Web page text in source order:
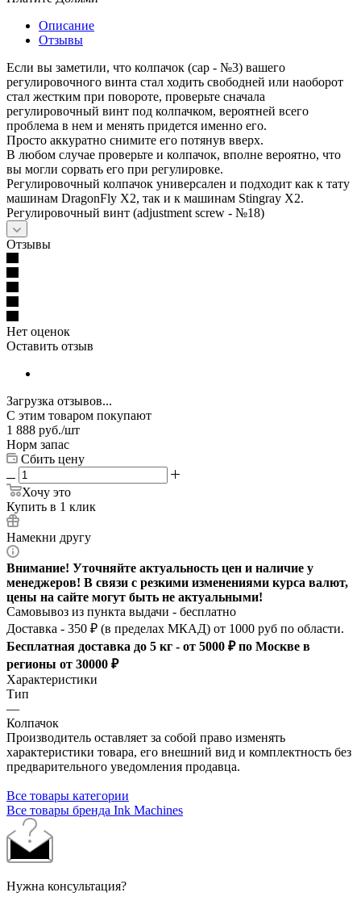
Описание
Отзывы
Если вы заметили, что колпачок (сap - №3) вашего
регулировочного винта стал ходить свободней или наоборот
стал жестким при повороте, проверьте сначала
регулировочный винт под колпачком, вероятней всего
проблема в нем и менять придется именно его.
Просто аккуратно снимите его потянув вверх.
В любом случае проверьте и колпачок, вполне вероятно, что
вы могли сорвать его при регулировке.
Регулировочный колпачок универсален и подходит как к тату
машинам DragonFly X2, так и к машинам Stingray X2.
Регулировочный винт (adjustment screw - №18)
Отзывы
Нет оценок
Оставить отзыв
Загрузка отзывов...
С этим товаром покупают
1 888 руб./шт
Норм запас
Сбить цену
Хочу это
Купить в 1 клик
Намекни другу
Внимание! Уточняйте актуальность цен и наличие у
менеджеров! В связи с резкими изменениями курса валют,
цены на сайте могут быть не актуальными!
Самовывоз из пункта выдачи - бесплатно
Доставка - 350 ₽ (в пределах МКАД) от 1000 руб по области.
Бесплатная доставка до 5 кг - от 5000 ₽ по Москве в
регионы от 30000 ₽
Характеристики
Тип
—
Колпачок
Производитель оставляет за собой право изменять
характеристики товара, его внешний вид и комплектность без
предварительного уведомления продавца.
Все товары категории
Все товары бренда Ink Machines
Нужна консультация?